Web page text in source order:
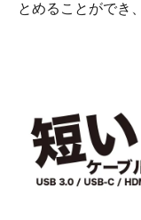
とめることができ